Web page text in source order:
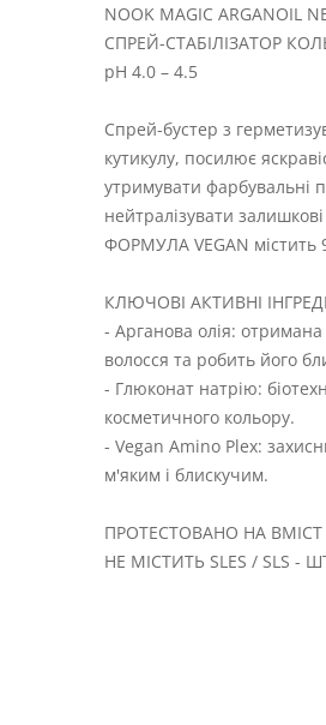
NOOK MAGIC ARGANOIL
СПРЕЙ-СТАБІЛІЗАТОР
pH 4.0 – 4.5
Спрей-бустер з
кутикулу, посилює
утримувати фарбувальні
нейтралізувати
ФОРМУЛА VEGAN містить
КЛЮЧОВІ АКТИВНІ
- Арганова олія:
волосся та робить його
- Глюконат натрію:
косметичного кольору.
- Vegan Amino Plex:
м'яким і блискучим.
ПРОТЕСТОВАНО НА ВМІСТ
НЕ МІСТИТЬ SLES / SLS -